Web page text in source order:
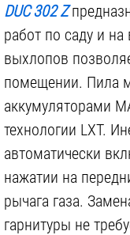
DUC 302 Z
работ по саду и
выхлопов
помещении. Пила
аккумуляторами
технологии LXT.
автоматически
нажатии на
рычага газа.
гарнитуры не